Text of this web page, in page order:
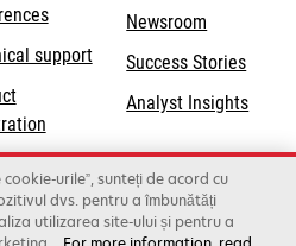
supportopens
dealer
wholesalers
Newsroom
Success Stories
Analyst Insights
urile”, sunteți de acord cu
dvs. pentru a îmbunătăți
utilizarea site-ului și pentru a